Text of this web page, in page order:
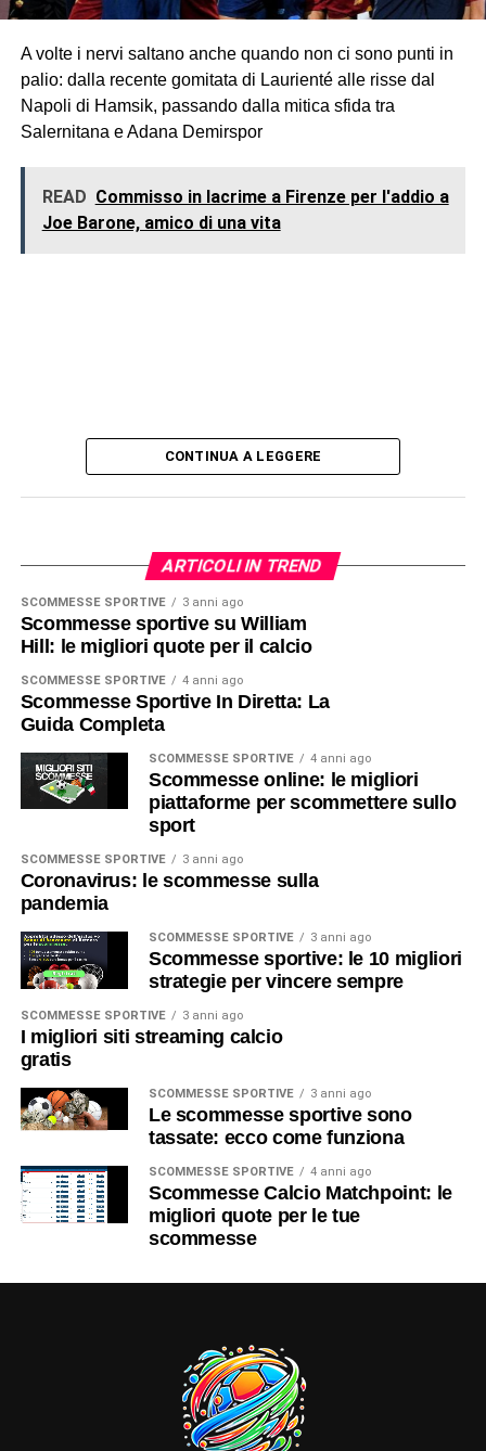
A volte i nervi saltano anche quando non ci sono punti in
palio: dalla recente gomitata di Laurienté alle risse dal
Napoli di Hamsik, passando dalla mitica sfida tra
Salernitana e Adana Demirspor
READ Commisso in lacrime a Firenze per l'addio a
Joe Barone, amico di una vita
CONTINUA A LEGGERE
ARTICOLI IN TREND
SCOMMESSE SPORTIVE 3 anni ago
Scommesse sportive su William
Hill: le migliori quote per il calcio
SCOMMESSE SPORTIVE 4 anni ago
Scommesse Sportive In Diretta: La
Guida Completa
SCOMMESSE SPORTIVE 4 anni ago
Scommesse online: le migliori
piattaforme per scommettere sullo
sport
SCOMMESSE SPORTIVE 3 anni ago
Coronavirus: le scommesse sulla
pandemia
SCOMMESSE SPORTIVE 3 anni ago
Scommesse sportive: le 10 migliori
strategie per vincere sempre
SCOMMESSE SPORTIVE 3 anni ago
I migliori siti streaming calcio
gratis
SCOMMESSE SPORTIVE 3 anni ago
Le scommesse sportive sono
tassate: ecco come funziona
SCOMMESSE SPORTIVE 4 anni ago
Scommesse Calcio Matchpoint: le
migliori quote per le tue
scommesse